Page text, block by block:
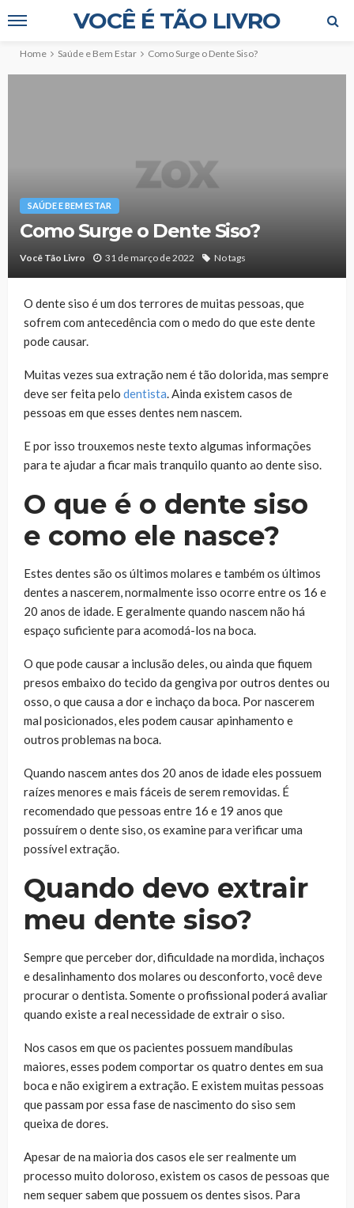
VOCÊ É TÃO LIVRO
Home Saúde e Bem Estar Como Surge o Dente Siso?
SAÚDE E BEM ESTAR
Como Surge o Dente Siso?
Você Tão Livro 31 de março de 2022 No tags
O dente siso é um dos terrores de muitas pessoas, que
sofrem com antecedência com o medo do que este dente
pode causar.
Muitas vezes sua extração nem é tão dolorida, mas sempre
deve ser feita pelo dentista. Ainda existem casos de
pessoas em que esses dentes nem nascem.
E por isso trouxemos neste texto algumas informações
para te ajudar a ficar mais tranquilo quanto ao dente siso.
O que é o dente siso
e como ele nasce?
Estes dentes são os últimos molares e também os últimos
dentes a nascerem, normalmente isso ocorre entre os 16 e
20 anos de idade. E geralmente quando nascem não há
espaço suficiente para acomodá-los na boca.
O que pode causar a inclusão deles, ou ainda que fiquem
presos embaixo do tecido da gengiva por outros dentes ou
osso, o que causa a dor e inchaço da boca. Por nascerem
mal posicionados, eles podem causar apinhamento e
outros problemas na boca.
Quando nascem antes dos 20 anos de idade eles possuem
raízes menores e mais fáceis de serem removidas. É
recomendado que pessoas entre 16 e 19 anos que
possuírem o dente siso, os examine para verificar uma
possível extração.
Quando devo extrair
meu dente siso?
Sempre que perceber dor, dificuldade na mordida, inchaços
e desalinhamento dos molares ou desconforto, você deve
procurar o dentista. Somente o profissional poderá avaliar
quando existe a real necessidade de extrair o siso.
Nos casos em que os pacientes possuem mandíbulas
maiores, esses podem comportar os quatro dentes em sua
boca e não exigirem a extração. E existem muitas pessoas
que passam por essa fase de nascimento do siso sem
queixa de dores.
Apesar de na maioria dos casos ele ser realmente um
processo muito doloroso, existem os casos de pessoas que
nem sequer sabem que possuem os dentes sisos. Para